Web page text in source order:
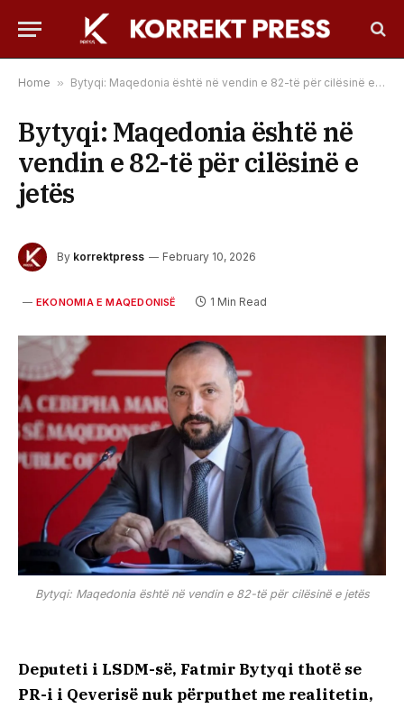
Home » Bytyqi: Maqedonia është në vendin e 82-të për cilësinë e jetës
Bytyqi: Maqedonia është në
vendin e 82-të për cilësinë e
jetës
By korrektpress February 10, 2026
EKONOMIA E MAQEDONISË 1 Min Read
Bytyqi: Maqedonia është në vendin e 82-të për cilësinë e jetës
Deputeti i LSDM-së, Fatmir Bytyqi thotë se
PR-i i Qeverisë nuk përputhet me realitetin,